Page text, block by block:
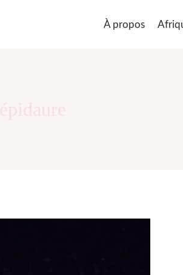
À propos
épidaure